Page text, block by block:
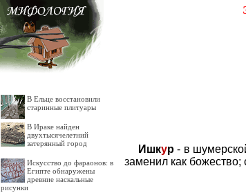
В Ельце восстановили
старинные плитуары
В Ираке найден
двухтысячелетний
затерянный город
Искусство до фараонов: в
Египте обнаружены
древние наскальные
рисунки
Ишкур - в
заменил как